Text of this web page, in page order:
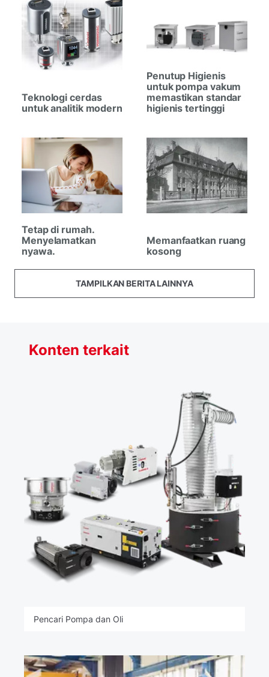
Teknologi cerdas
untuk analitik modern
Penutup Higienis
untuk pompa vakum
memastikan standar
higienis tertinggi
Tetap di rumah.
Menyelamatkan
nyawa.
Memanfaatkan ruang
kosong
TAMPILKAN BERITA LAINNYA
Konten terkait
Pencari Pompa dan Oli